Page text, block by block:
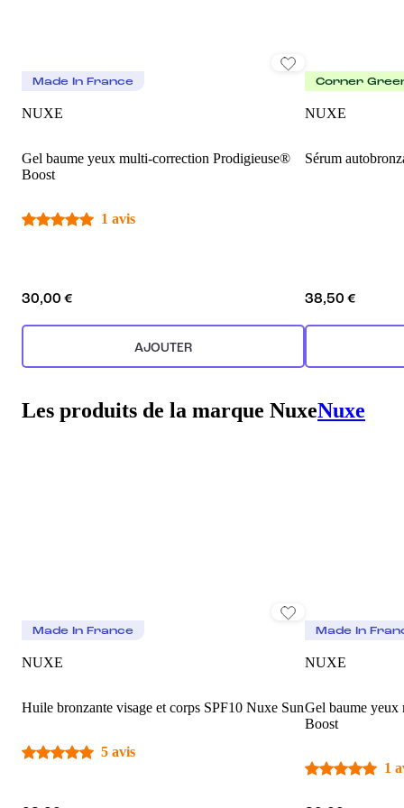
Made In France
NUXE
Gel baume yeux multi-correction Prodigieuse®
Boost
1 avis
30,00 €
AJOUTER
Corner
NUXE
Sérum
38,50 €
Les produits de la marque NuxeNuxe
Made In France
NUXE
Huile bronzante visage et corps SPF10 Nuxe Sun
5 avis
Made In
NUXE
Gel baume
Boost
1